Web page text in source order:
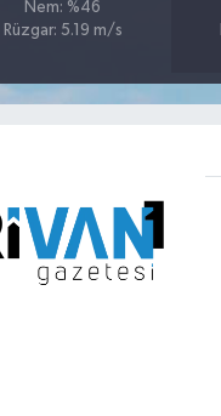
Nem: %46
Rüzgar: 5.19 m/s